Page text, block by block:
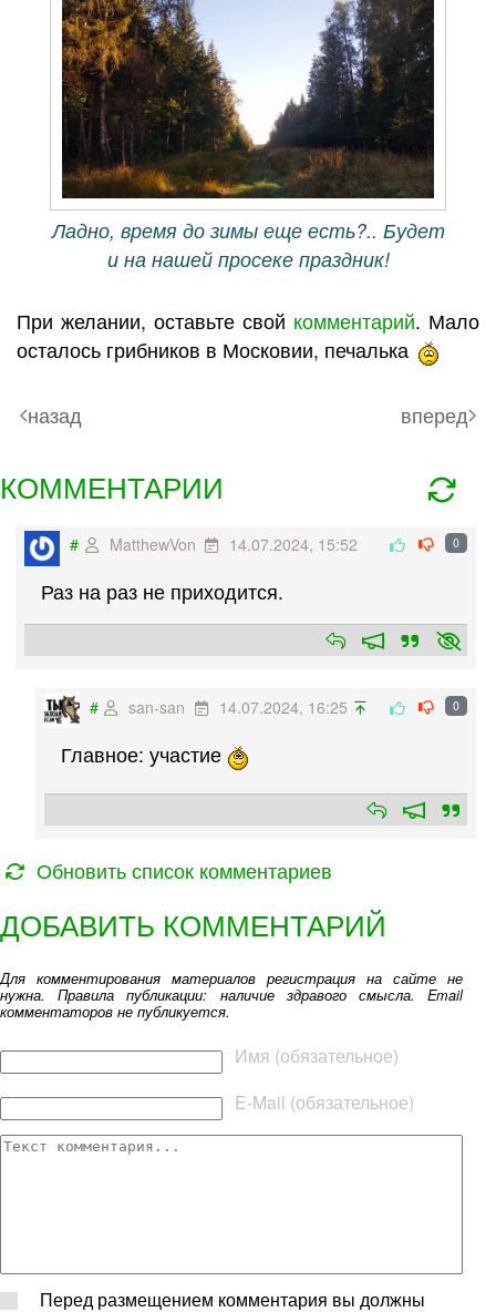
Ладно, время до зимы еще есть?.. Будет
и на нашей просеке праздник!
При желании, оставьте свой комментарий. Мало
осталось грибников в Московии, печалька
назад вперед
КОММЕНТАРИИ
# MatthewVon 14.07.2024, 15:52 0
Раз на раз не приходится.
# san-san 14.07.2024, 16:25 0
Главное: участие
Обновить список комментариев
ДОБАВИТЬ КОММЕНТАРИЙ
Для комментирования материалов регистрация на сайте не
нужна. Правила публикации: наличие здравого смысла. Email
комментаторов не публикуется.
Имя (обязательное)
E-Mail (обязательное)
Текст комментария
Перед размещением комментария вы должны